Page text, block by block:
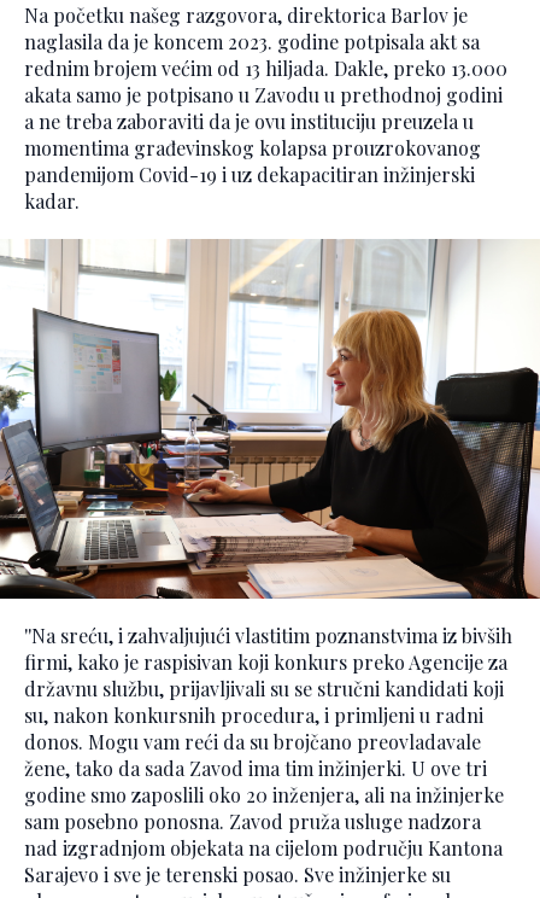
Na početku našeg razgovora, direktorica Barlov je
naglasila da je koncem 2023. godine potpisala akt sa
rednim brojem većim od 13 hiljada. Dakle, preko 13.000
akata samo je potpisano u Zavodu u prethodnoj godini
a ne treba zaboraviti da je ovu instituciju preuzela u
momentima građevinskog kolapsa prouzrokovanog
pandemijom Covid-19 i uz dekapacitiran inžinjerski
kadar.
''Na sreću, i zahvaljujući vlastitim poznanstvima iz bivših
firmi, kako je raspisivan koji konkurs preko Agencije za
državnu službu, prijavljivali su se stručni kandidati koji
su, nakon konkursnih procedura, i primljeni u radni
donos. Mogu vam reći da su brojčano preovladavale
žene, tako da sada Zavod ima tim inžinjerki. U ove tri
godine smo zaposlili oko 20 inženjera, ali na inžinjerke
sam posebno ponosna. Zavod pruža usluge nadzora
nad izgradnjom objekata na cijelom području Kantona
Sarajevo i sve je terenski posao. Sve inžinjerke su